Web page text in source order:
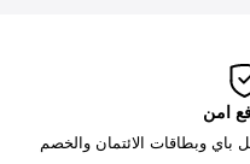
امن
باي وبطاقات الائتمان والخصم